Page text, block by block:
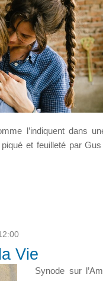
l’indiquent dans
et feuilleté par
Vie
Synode sur